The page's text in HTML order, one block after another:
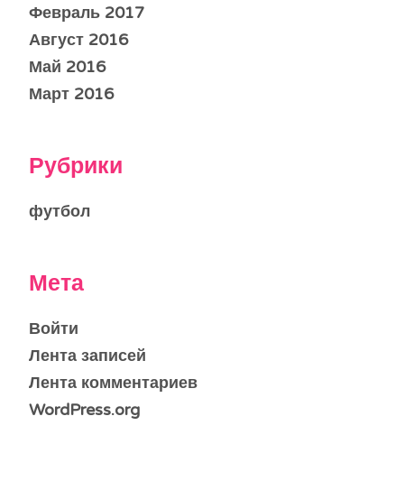
Февраль 2017
Август 2016
Май 2016
Март 2016
Рубрики
футбол
Мета
Войти
Лента записей
Лента комментариев
WordPress.org